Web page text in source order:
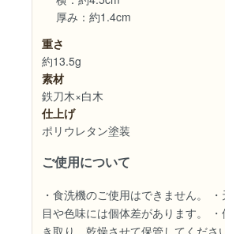
厚み：約1.4cm
重さ
約13.5g
素材
鉄刀木×白木
仕上げ
ポリウレタン塗装
ご使用について
・食洗機のご使用はできません。
目や色味には個体差があります。
き取り、乾燥させて保管してください